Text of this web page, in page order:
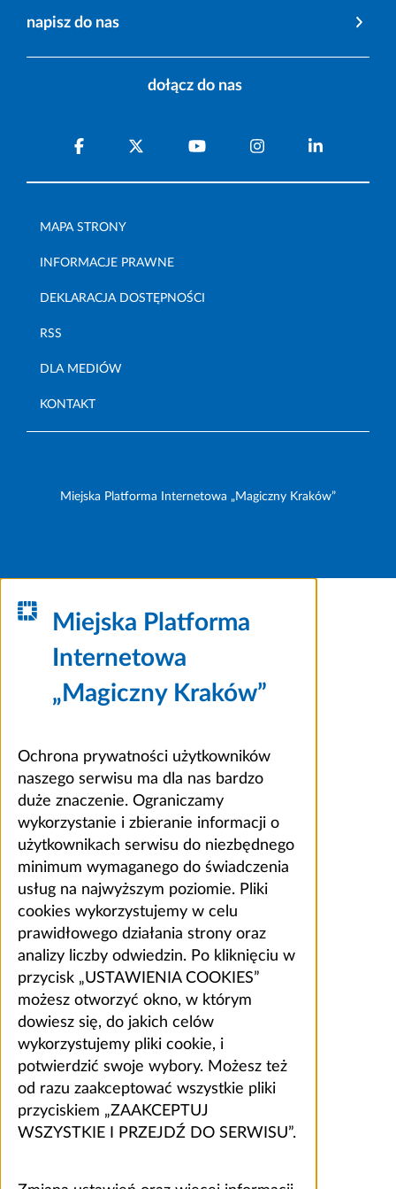
napisz do nas
dołącz do nas
MAPA STRONY
INFORMACJE PRAWNE
DEKLARACJA DOSTĘPNOŚCI
RSS
DLA MEDIÓW
KONTAKT
Miejska Platforma Internetowa „Magiczny Kraków”
Miejska Platforma
Internetowa
„Magiczny Kraków”
Ochrona prywatności użytkowników
naszego serwisu ma dla nas bardzo
duże znaczenie. Ograniczamy
wykorzystanie i zbieranie informacji o
użytkownikach serwisu do niezbędnego
minimum wymaganego do świadczenia
usług na najwyższym poziomie. Pliki
cookies wykorzystujemy w celu
prawidłowego działania strony oraz
analizy liczby odwiedzin. Po kliknięciu w
przycisk „USTAWIENIA COOKIES”
możesz otworzyć okno, w którym
dowiesz się, do jakich celów
wykorzystujemy pliki cookie, i
potwierdzić swoje wybory. Możesz też
od razu zaakceptować wszystkie pliki
przyciskiem „ZAAKCEPTUJ
WSZYSTKIE I PRZEJDŹ DO SERWISU”.